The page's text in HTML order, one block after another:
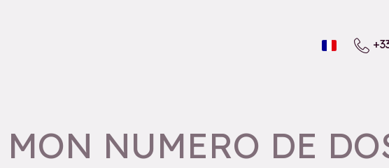
NUMERO DE